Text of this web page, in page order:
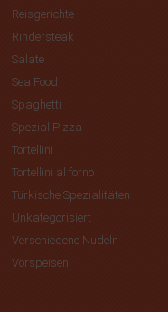
Reisgerichte
Rindersteak
Salate
Sea Food
Spaghetti
Spezial Pizza
Tortellini
Tortellini al forno
Türkische Spezialitäten
Unkategorisiert
Verschiedene Nudeln
Vorspeisen